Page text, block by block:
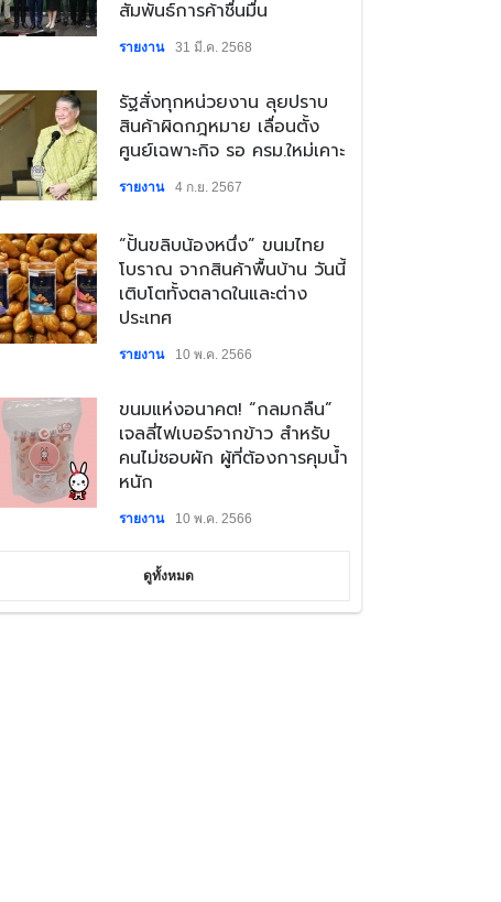
สัมพันธ์การค้าชื่นมื่น
รายงาน 31 มี.ค. 2568
​รัฐสั่งทุกหน่วยงาน ลุยปราบ
สินค้าผิดกฎหมาย เลื่อนตั้ง
ศูนย์เฉพาะกิจ รอ ครม.ใหม่เคาะ
รายงาน 4 ก.ย. 2567
​“ปั้นขลิบน้องหนึ่ง” ขนมไทย
โบราณ จากสินค้าพื้นบ้าน วันนี้
เติบโตทั้งตลาดในและต่าง
ประเทศ
รายงาน 10 พ.ค. 2566
​ขนมแห่งอนาคต! “กลมกลืน”
เจลลี่ไฟเบอร์จากข้าว สำหรับ
คนไม่ชอบผัก ผู้ที่ต้องการคุมน้ำ
หนัก
รายงาน 10 พ.ค. 2566
ดูทั้งหมด